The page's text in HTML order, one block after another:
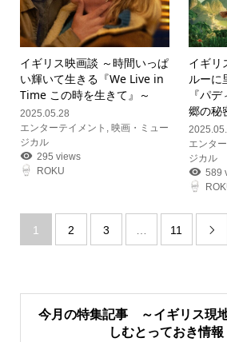
イギリス映画談 ～時間いっぱ
い輝いて生きる『We Live in
Time この時を生きて』～
2025.05.28
エンターテイメント , 映画・ミュー
ジカル
295 views
ROKU
イギリ
ルーに
『パ
郷の秘
エンタ
ジカル
589
1 2 3 … 11 
今月の特集記事 ～イギリス現
しむとっておき情報